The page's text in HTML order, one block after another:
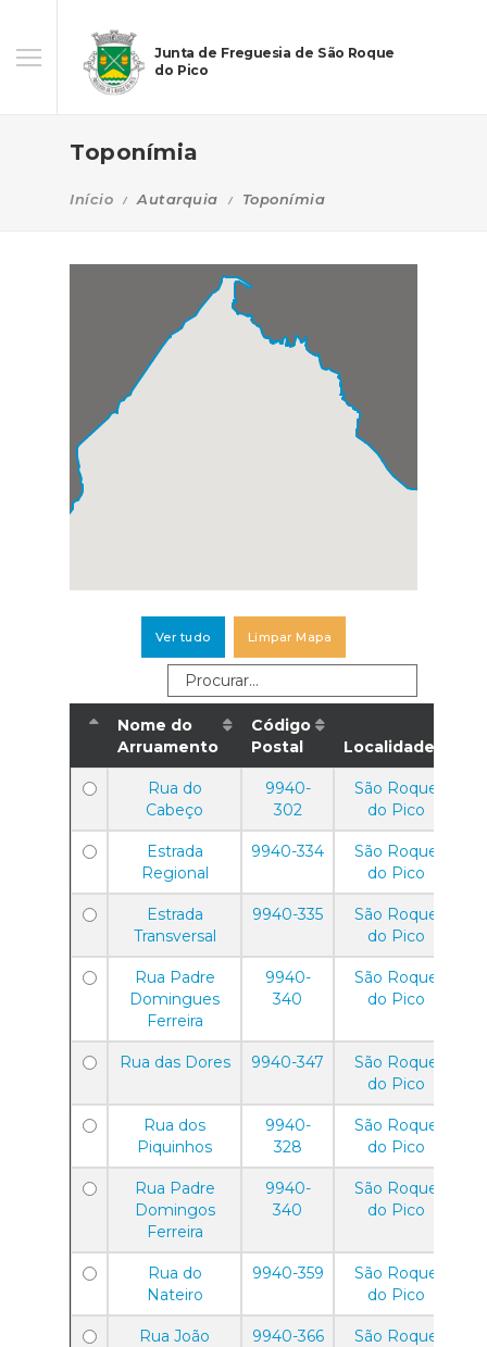
Junta de Freguesia de São Roque
do Pico
Toponímia
Início Autarquia Toponímia
Ver tudo Limpar Mapa
Nome do
Arruamento
Código
Postal
Localidade
Rua do
Cabeço
9940-
302
São Roque
do Pico
Estrada
Regional
9940-334
São Roque
do Pico
Estrada
Transversal
9940-335
São Roque
do Pico
Rua Padre
Domingues
Ferreira
9940-
340
São Roque
do Pico
Rua das Dores 9940-347
São Roque
do Pico
Rua dos
Piquinhos
9940-
328
São Roque
do Pico
Rua Padre
Domingos
Ferreira
9940-
340
São Roque
do Pico
Rua do
Nateiro
9940-359
São Roque
do Pico
Rua João
9940-366
São Roque